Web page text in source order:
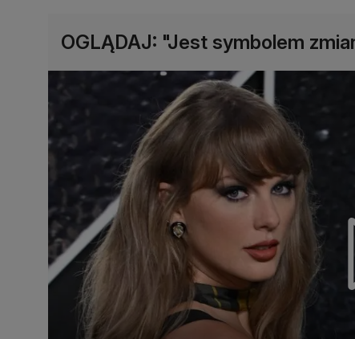
OGLĄDAJ: "Jest symbolem